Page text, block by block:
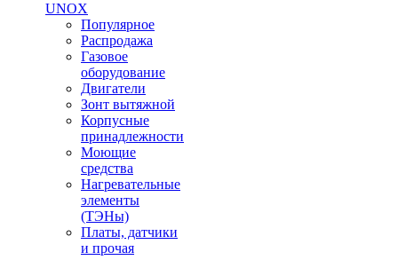
UNOX
Популярное
Распродажа
Газовое
оборудование
Двигатели
Зонт вытяжной
Корпусные
принадлежности
Моющие
средства
Нагревательные
элементы
(ТЭНы)
Платы, датчики
и прочая